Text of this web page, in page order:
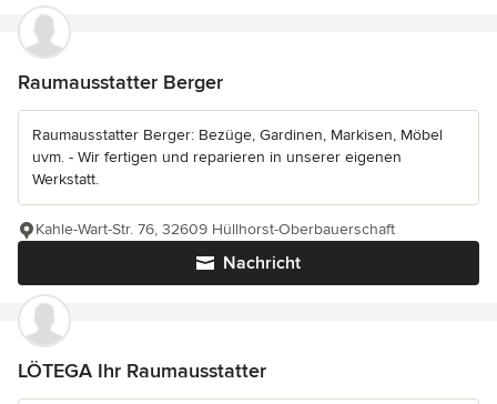
Raumausstatter Berger
Raumausstatter Berger: Bezüge, Gardinen, Markisen, Möbel
uvm. - Wir fertigen und reparieren in unserer eigenen
Werkstatt.
Nachricht
Kahle-Wart-Str. 76, 32609 Hüllhorst-Oberbauerschaft
LÖTEGA Ihr Raumausstatter